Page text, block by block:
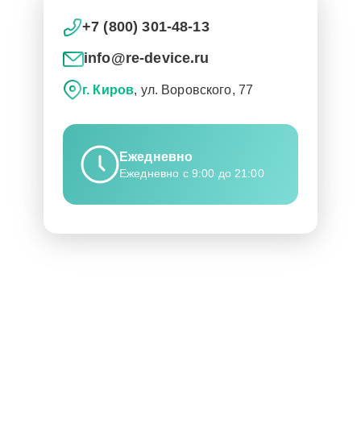
+7 (800) 301-48-13
info@re-device.ru
г. Киров, ул. Воровского, 77
Ежедневно
Ежедневно с 9:00 до 21:00